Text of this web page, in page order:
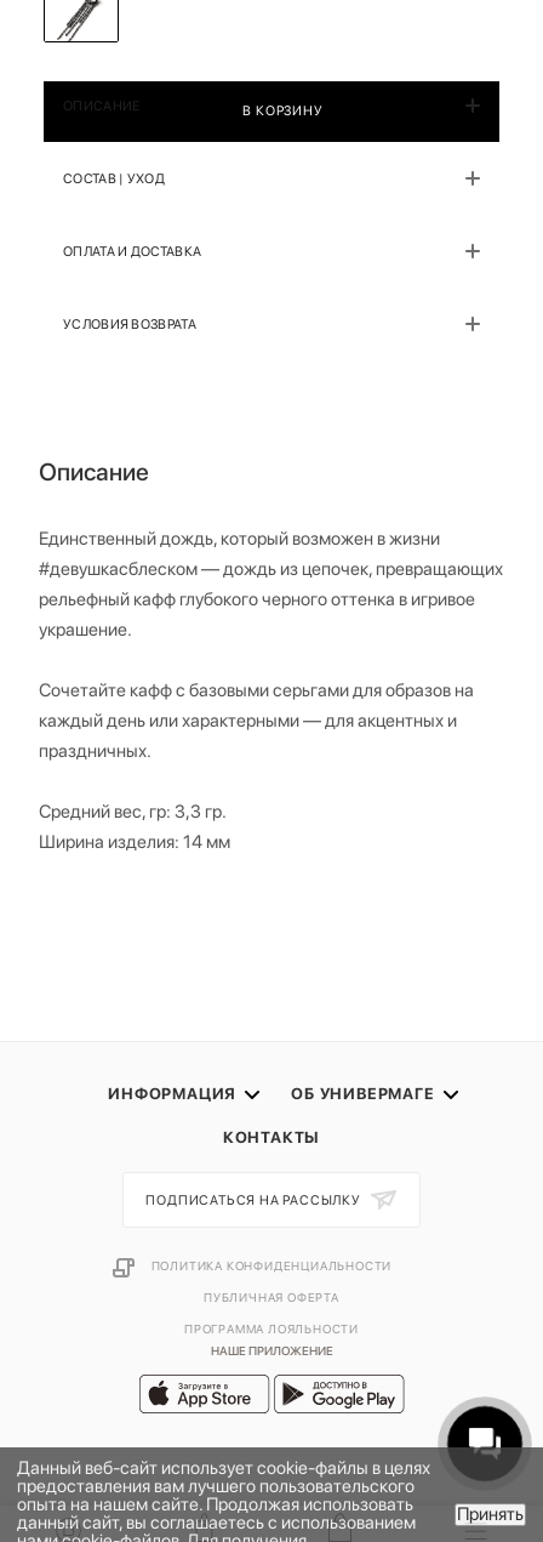
В КОРЗИНУ
В КОРЗИНУ
ОПИСАНИЕ
СОСТАВ | УХОД
ОПЛАТА И ДОСТАВКА
УСЛОВИЯ ВОЗВРАТА
Описание
Единственный дождь, который возможен в жизни
#девушкасблеском — дождь из цепочек, превращающих
рельефный кафф глубокого черного оттенка в игривое
украшение.
Сочетайте кафф с базовыми серьгами для образов на
каждый день или характерными — для акцентных и
праздничных.
Средний вес, гр: 3,3 гр.
Ширина изделия: 14 мм
ИНФОРМАЦИЯ ОБ УНИВЕРМАГЕ
КОНТАКТЫ
НАШЕ ПРИЛОЖЕНИЕ
ПОДПИСАТЬСЯ НА РАССЫЛКУ
ПОЛИТИКА КОНФИДЕНЦИАЛЬНОСТИ
ПУБЛИЧНАЯ ОФЕРТА
ПРОГРАММА ЛОЯЛЬНОСТИ
Данный веб-сайт использует cookie-файлы в целях
предоставления вам лучшего пользовательского
опыта на нашем сайте. Продолжая использовать
данный сайт, вы соглашаетесь с использованием
Принять